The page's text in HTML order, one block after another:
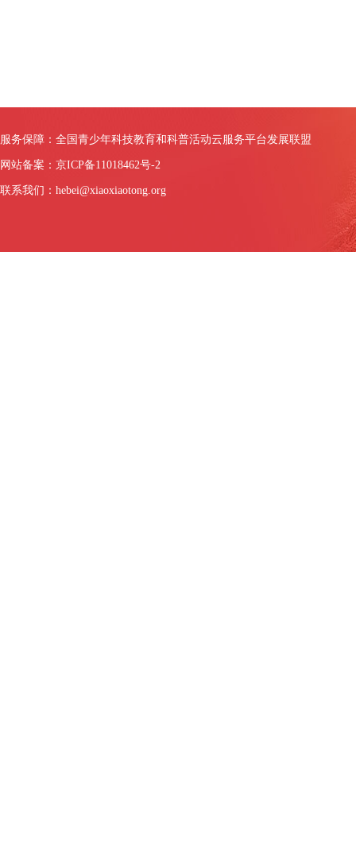
服务保障：全国青少年科技教育和科普活动云服务平台发展联盟
网站备案：京ICP备11018462号-2
联系我们：hebei@xiaoxiaotong.org